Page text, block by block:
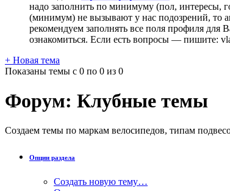
надо заполнить по минимуму (пол, интересы,
(минимум) не вызывают у нас подозрений, то
рекомендуем заполнять все поля профиля
ознакомиться. Если есть вопросы — пишите:
+ Новая тема
Показаны темы с 0 по 0 из 0
Форум: Клубные темы
Создаем темы по маркам велосипедов, типам
Опции раздела
Создать новую тему…